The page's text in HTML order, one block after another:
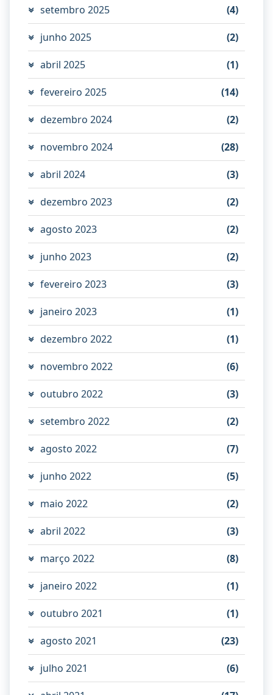
setembro 2025 (4)
junho 2025 (2)
abril 2025 (1)
fevereiro 2025 (14)
dezembro 2024 (2)
novembro 2024 (28)
abril 2024 (3)
dezembro 2023 (2)
agosto 2023 (2)
junho 2023 (2)
fevereiro 2023 (3)
janeiro 2023 (1)
dezembro 2022 (1)
novembro 2022 (6)
outubro 2022 (3)
setembro 2022 (2)
agosto 2022 (7)
junho 2022 (5)
maio 2022 (2)
abril 2022 (3)
março 2022 (8)
janeiro 2022 (1)
outubro 2021 (1)
agosto 2021 (23)
julho 2021 (6)